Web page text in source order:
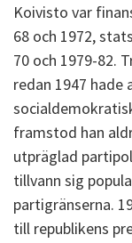
Koivisto var
68 och 1972,
70 och 1979-82.
redan 1947
framstod han
utpräglad
tillvann sig
partigränserna.
till republikens